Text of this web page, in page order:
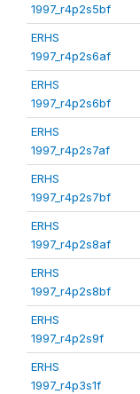
1997_r4p2s5bf
ERHS
1997_r4p2s6af
ERHS
1997_r4p2s6bf
ERHS
1997_r4p2s7af
ERHS
1997_r4p2s7bf
ERHS
1997_r4p2s8af
ERHS
1997_r4p2s8bf
ERHS
1997_r4p2s9f
ERHS
1997_r4p3s1f